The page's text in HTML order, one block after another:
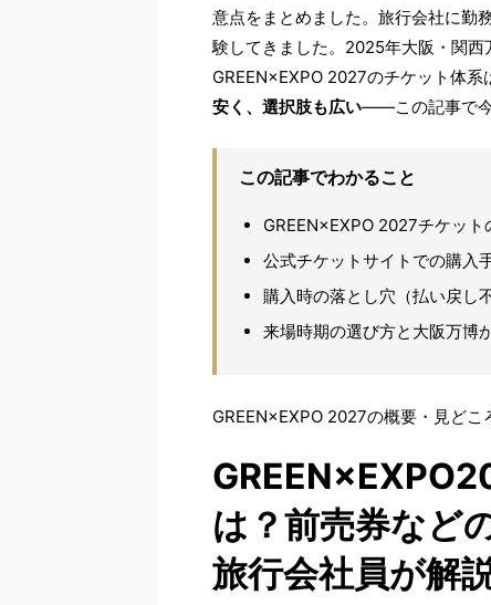
意点をまとめました。旅行会社に勤
験してきました。2025年大阪・関西
GREEN×EXPO 2027のチケット体系
安く、選択肢も広い——この記事で今
この記事でわかること
GREEN×EXPO 2027チケッ
公式チケットサイトでの購入
購入時の落とし穴（払い戻し
来場時期の選び方と大阪万博
GREEN×EXPO 2027の概要・見どこ
は？前売券など
旅行会社員が解